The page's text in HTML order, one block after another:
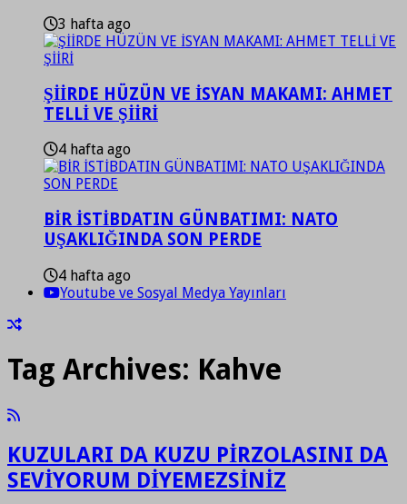
3 hafta ago
ŞİİRDE HÜZÜN VE İSYAN MAKAMI: AHMET
TELLİ VE ŞİİRİ
4 hafta ago
BİR İSTİBDATIN GÜNBATIMI: NATO
UŞAKLIĞINDA SON PERDE
4 hafta ago
Youtube ve Sosyal Medya Yayınları
Tag Archives: Kahve
KUZULARI DA KUZU PİRZOLASINI DA
SEVİYORUM DİYEMEZSİNİZ